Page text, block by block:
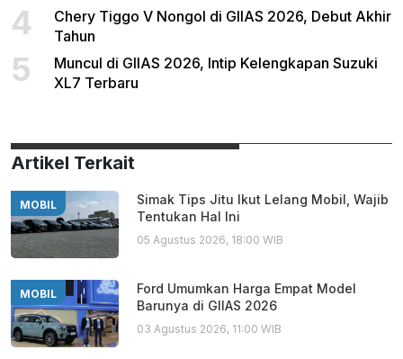
4
Chery Tiggo V Nongol di GIIAS 2026, Debut Akhir
Tahun
5
Muncul di GIIAS 2026, Intip Kelengkapan Suzuki
XL7 Terbaru
Artikel Terkait
MOBIL
Simak Tips Jitu Ikut Lelang Mobil, Wajib
Tentukan Hal Ini
05 Agustus 2026, 18:00 WIB
MOBIL
Ford Umumkan Harga Empat Model
Barunya di GIIAS 2026
03 Agustus 2026, 11:00 WIB